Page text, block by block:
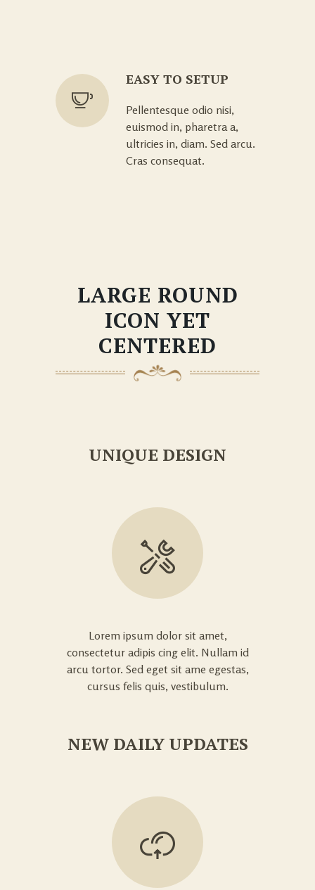
EASY TO SETUP
Pellentesque odio nisi,
euismod in, pharetra a,
ultricies in, diam. Sed arcu.
Cras consequat.
LARGE ROUND
ICON YET
CENTERED
UNIQUE DESIGN
Lorem ipsum dolor sit amet,
consectetur adipis cing elit. Nullam id
arcu tortor. Sed eget sit ame egestas,
cursus felis quis, vestibulum.
NEW DAILY UPDATES